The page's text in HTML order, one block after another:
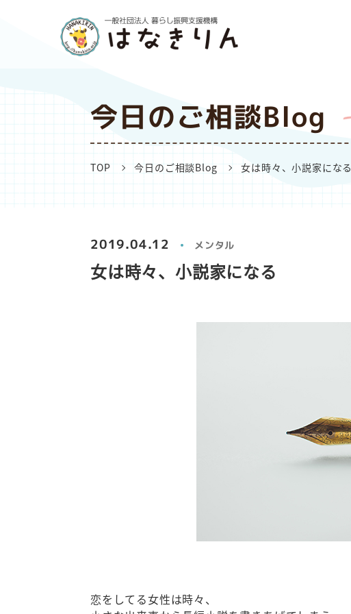
今日のご相談Blog
TOP 今日のご相談Blog 女は時々、小説家になる
2019.04.12 メンタル
女は時々、小説家になる
恋をしてる女性は時々、